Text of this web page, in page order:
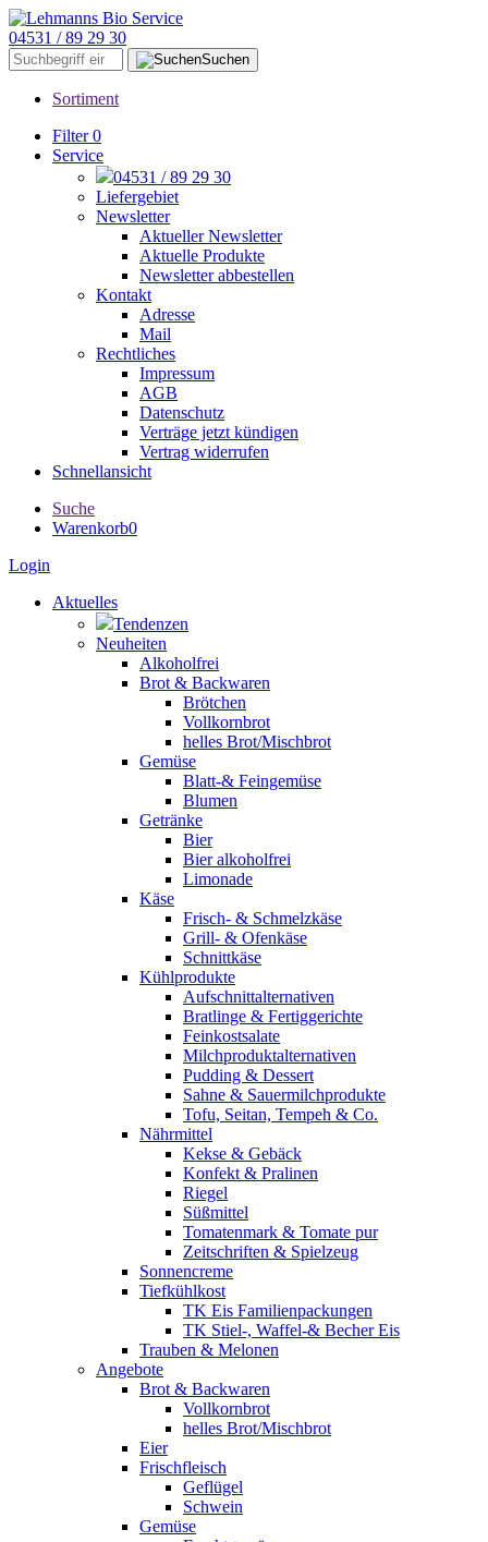
04531 / 89 29 30
Suchen
Sortiment
Filter 0
Service
04531 / 89 29 30
Liefergebiet
Newsletter
Aktueller Newsletter
Aktuelle Produkte
Newsletter abbestellen
Kontakt
Adresse
Mail
Rechtliches
Impressum
AGB
Datenschutz
Verträge jetzt kündigen
Vertrag widerrufen
Schnellansicht
Suche
Warenkorb0
Login
Aktuelles
Tendenzen
Neuheiten
Alkoholfrei
Brot & Backwaren
Brötchen
Vollkornbrot
helles Brot/Mischbrot
Gemüse
Blatt-& Feingemüse
Blumen
Getränke
Bier
Bier alkoholfrei
Limonade
Käse
Frisch- & Schmelzkäse
Grill- & Ofenkäse
Schnittkäse
Kühlprodukte
Aufschnittalternativen
Bratlinge & Fertiggerichte
Feinkostsalate
Milchproduktalternativen
Pudding & Dessert
Sahne & Sauermilchprodukte
Tofu, Seitan, Tempeh & Co.
Nährmittel
Kekse & Gebäck
Konfekt & Pralinen
Riegel
Süßmittel
Tomatenmark & Tomate pur
Zeitschriften & Spielzeug
Sonnencreme
Tiefkühlkost
TK Eis Familienpackungen
TK Stiel-, Waffel-& Becher Eis
Trauben & Melonen
Angebote
Brot & Backwaren
Vollkornbrot
helles Brot/Mischbrot
Eier
Frischfleisch
Geflügel
Schwein
Gemüse